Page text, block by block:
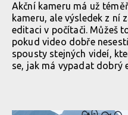
Akční kameru má už
kameru, ale výsledek z ní
editaci v počítači. Můžeš
pokud video dobře
spousty stejných videí,
se, jak má vypadat dobrý